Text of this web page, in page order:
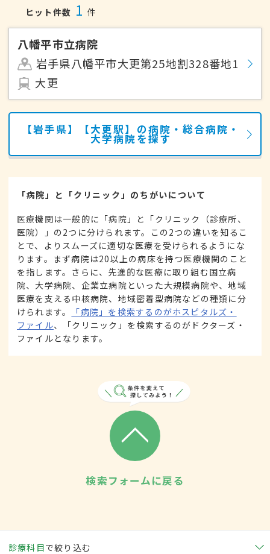
ヒット件数 1 件
八幡平市立病院
岩手県八幡平市大更第25地割328番地1
大更
【岩手県】【大更駅】の病院・総合病院・
大学病院を探す
「病院」と「クリニック」のちがいについて
医療機関は一般的に「病院」と「クリニック（診療所、
医院）」の2つに分けられます。この2つの違いを知るこ
とで、よりスムーズに適切な医療を受けられるようにな
ります。まず病院は20以上の病床を持つ医療機関のこと
を指します。さらに、先進的な医療に取り組む国立病
院、大学病院、企業立病院といった大規模病院や、地域
医療を支える中核病院、地域密着型病院などの種類に分
けられます。
「病院」を検索するのがホスピタルズ・
ファイル、「クリニック」を検索するのがドクターズ・
ファイルとなります。
検索フォームに戻る
診療科目で絞り込む